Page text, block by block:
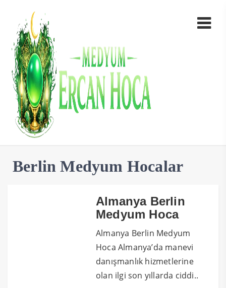
Berlin Medyum Hocalar
Almanya Berlin
Medyum Hoca
Almanya Berlin Medyum
Hoca Almanya’da manevi
danışmanlık hizmetlerine
olan ilgi son yıllarda ciddi..